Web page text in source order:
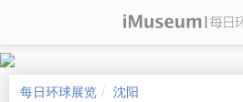
每日环球展览 沈阳